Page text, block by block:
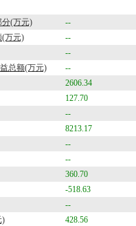
分(万元) --
(万元)
--
--
总额(万元)
--
2606.34
127.70
--
8213.17
--
--
360.70
-518.63
--
)
428.56